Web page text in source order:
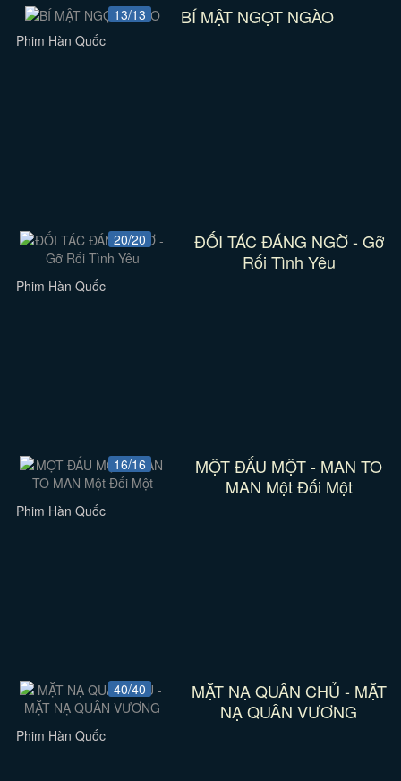
13/13 BÍ MẬT NGỌT NGÀO
Phim Hàn Quốc
20/20
ĐỐI TÁC ĐÁNG NGỜ - Gỡ
Rối Tình Yêu
Phim Hàn Quốc
16/16
MỘT ĐẤU MỘT - MAN TO
MAN Một Đối Một
Phim Hàn Quốc
40/40
MẶT NẠ QUÂN CHỦ - MẶT
NẠ QUÂN VƯƠNG
Phim Hàn Quốc